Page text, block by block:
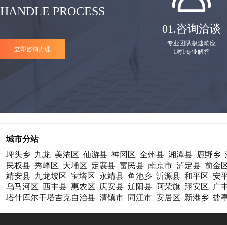
HANDLE PROCESS
立即咨询办理
01.咨询洽谈
专业团队极速响应
1对1专业解答
城市分站
埤头乡 九龙 美浓区 仙游县 神冈区 全州县 湘潭县 鹿野乡
民权县 秀峰区 大埔区 定襄县 富民县 南京市 泸定县 前金
靖安县 九龙坡区 宝塔区 永靖县 鱼池乡 沂源县 和平区 安
乌马河区 西丰县 惠农区 庆安县 辽阳县 阿荣旗 翔安区
广
塔什库尔干塔吉克自治县 清镇市 同江市 安居区 新港乡 盐